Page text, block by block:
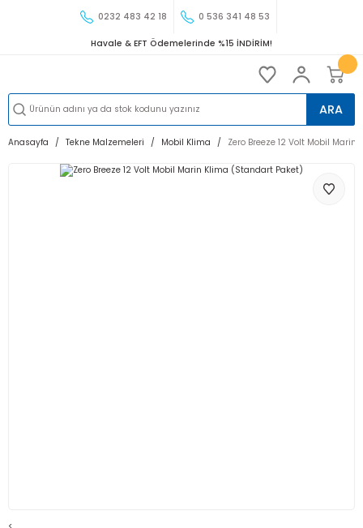
0232 483 42 18 0 536 341 48 53
Havale & EFT Ödemelerinde %15 İNDİRİM!
ARA
Anasayfa Tekne Malzemeleri Mobil Klima Zero Breeze 12 Volt Mobil